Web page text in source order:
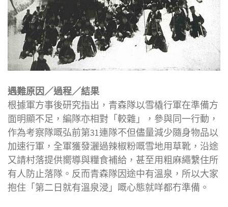
遇難原因／過程／結果
根據軍方事後研究指出，青森隊以雪橇行軍在準備方
面明顯不足，編隊亦相對「較雜」，參與同一行動，
作為考察隊嘅弘前第31連隊不但儘量減少隨身物品以
加速行軍，全軍獲發灑過辣椒粉嘅雪地用草靴，沿途
又請村落提供嚮導與糧食補給，甚至用粗麻繩繫住所
有人防止落隊。反而青森隊因途中有溫泉，所以大家
抱住「第二日就有溫泉浸」嘅心態就咩都冇準備。